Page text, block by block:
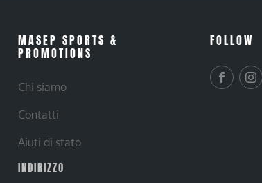
MASEP SPORTS &
PROMOTIONS
Chi siamo
Contatti
Aiuti di stato
INDIRIZZO
FOLLOW